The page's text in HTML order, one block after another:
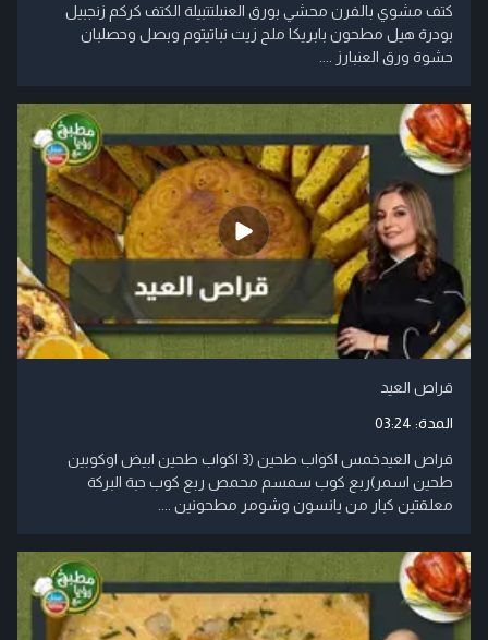
كتف مشوي بالفرن محشي بورق العنبلتتبيلة الكتف كركم زنجبيل
بودرة هيل مطحون بابريكا ملح زيت نباتيتوم وبصل وحصلبان
حشوة ورق العنبارز ....
قراص العيد
المدة: 03:24
قراص العيدخمس اكواب طحين (3 اكواب طحين ابيض اوكوبين
طحين اسمر)ربع كوب سمسم محمص ربع كوب حبة البركة
معلقتين كبار من يانسون وشومر مطحونين ....